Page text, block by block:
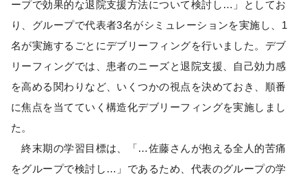
ープで効果的な退院支援方法について検討し…」としてお
り、グループで代表者3名がシミュレーションを実施し、1
名が実施するごとにデブリーフィングを行いました。デブ
リーフィングでは、患者のニーズと退院支援、自己効力感
を高める関わりなど、いくつかの視点を決めておき、順番
に焦点を当てていく構造化デブリーフィングを実施しまし
た。
終末期の学習目標は、「…佐藤さんが抱える全人的苦痛
をグループで検討し…」であるため、代表のグループの学